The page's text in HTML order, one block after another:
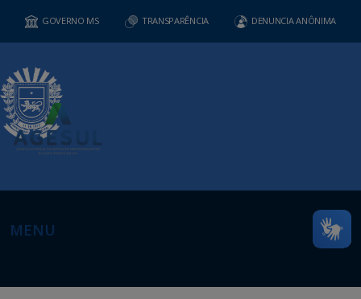
GOVERNO MS TRANSPARÊNCIA DENUNCIA ANÔNIMA
MENU